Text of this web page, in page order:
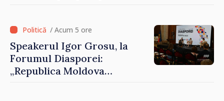
/ Acum 5 ore
Speakerul Igor Grosu, la
Forumul Diasporei:
„Republica Moldova